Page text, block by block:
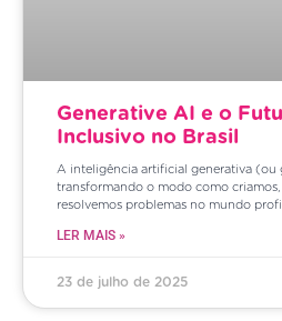
Generative AI e o
Inclusivo no Brasil
A inteligência artificial generativa (ou
transformando o modo como
resolvemos problemas no mundo
LER MAIS »
23 de julho de 2025